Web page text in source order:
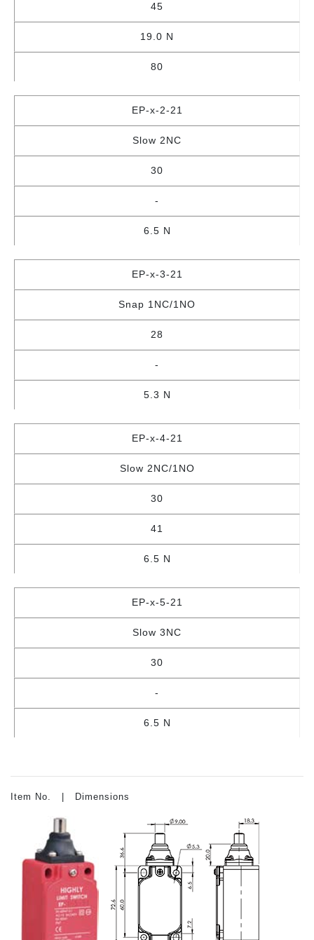
45
19.0 N
80
EP-x-2-21
Slow 2NC
30
-
6.5 N
EP-x-3-21
Snap 1NC/1NO
28
-
5.3 N
EP-x-4-21
Slow 2NC/1NO
30
41
6.5 N
EP-x-5-21
Slow 3NC
30
-
6.5 N
Item No. | Dimensions